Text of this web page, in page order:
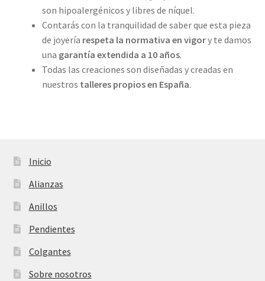
son hipoalergénicos y libres de níquel.
Contarás con la tranquilidad de saber que esta pieza
de joyería respeta la normativa en vigory te damos
una garantía extendida a 10 años.
Todas las creaciones son diseñadas y creadas en
nuestros talleres propiosen España.
Inicio
Alianzas
Anillos
Pendientes
Colgantes
Sobre nosotros